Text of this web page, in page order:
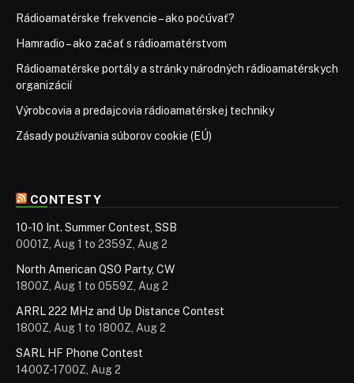
Rádioamatérske frekvencie – ako počúvať?
Hamradio – ako začať s rádioamatérstvom
Rádioamatérske portály a stránky národných rádioamatérskych
organizácií
Výrobcovia a predajcovia rádioamatérskej techniky
Zásady používania súborov cookie (EÚ)
CONTESTY
10-10 Int. Summer Contest, SSB
0001Z, Aug 1 to 2359Z, Aug 2
North American QSO Party, CW
1800Z, Aug 1 to 0559Z, Aug 2
ARRL 222 MHz and Up Distance Contest
1800Z, Aug 1 to 1800Z, Aug 2
SARL HF Phone Contest
1400Z-1700Z, Aug 2